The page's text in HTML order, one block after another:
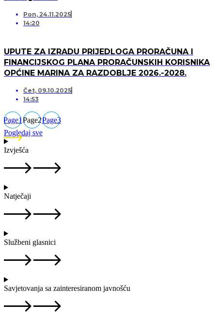
Pon, 24.11.2025
14:20
UPUTE ZA IZRADU PRIJEDLOGA PRORAČUNA I
FINANCIJSKOG PLANA PRORAČUNSKIH KORISNIKA
OPĆINE MARINA ZA RAZDOBLJE 2026.-2028.
Čet, 09.10.2025
14:53
Page1Page2Page3
Pogledaj sve
Izvješća
Natječaji
Službeni glasnici
Savjetovanja sa zainteresiranom javnošću